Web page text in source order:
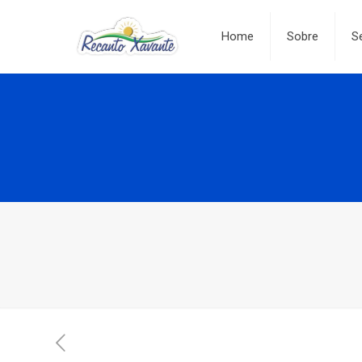
Home Sobre